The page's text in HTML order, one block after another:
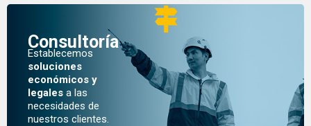
Consultoría
Establecemos
soluciones
económicos y
legales a las
necesidades de
nuestros clientes.